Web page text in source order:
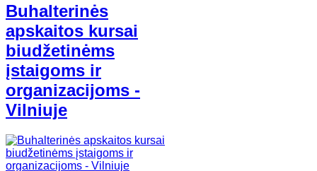
Buhalterinės
apskaitos kursai
biudžetinėms
įstaigoms ir
organizacijoms -
Vilniuje